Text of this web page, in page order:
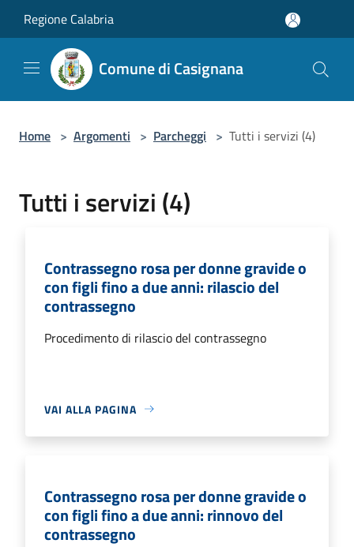
Regione Calabria
Comune di Casignana
Home > Argomenti > Parcheggi > Tutti i servizi (4)
Tutti i servizi (4)
Contrassegno rosa per donne gravide o
con figli fino a due anni: rilascio del
contrassegno
Procedimento di rilascio del contrassegno
VAI ALLA PAGINA
Contrassegno rosa per donne gravide o
con figli fino a due anni: rinnovo del
contrassegno